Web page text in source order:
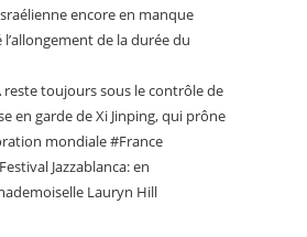
encore en manque
l’allongement de la durée du
reste toujours sous le contrôle de
en garde de Xi Jinping, qui prône
mondiale #France
Jazzablanca: en
Lauryn Hill